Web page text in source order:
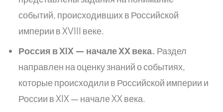
событий, происходивших в Российской
империи в XVIII веке.
Россия в XIX — начале XX века. Раздел
направлен на оценку знаний о событиях,
которые происходили в Российской империи и
России в XIX — начале XX века.